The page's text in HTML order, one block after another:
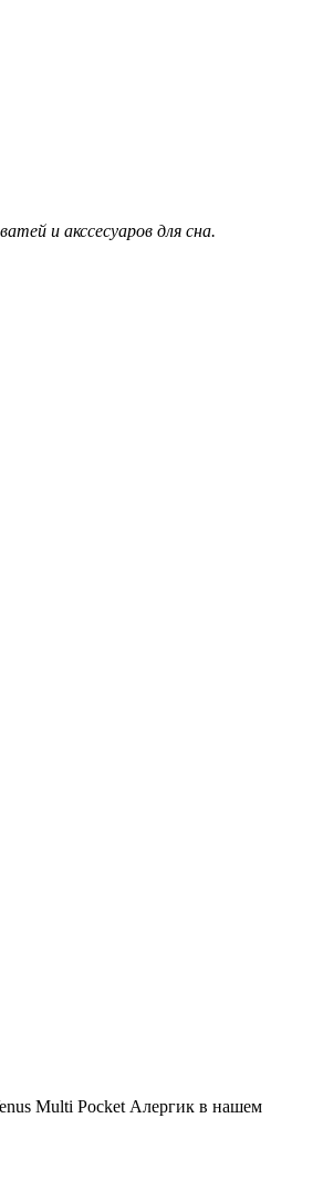
и акссесуаров для сна.
Multi Pocket Алергик в нашем